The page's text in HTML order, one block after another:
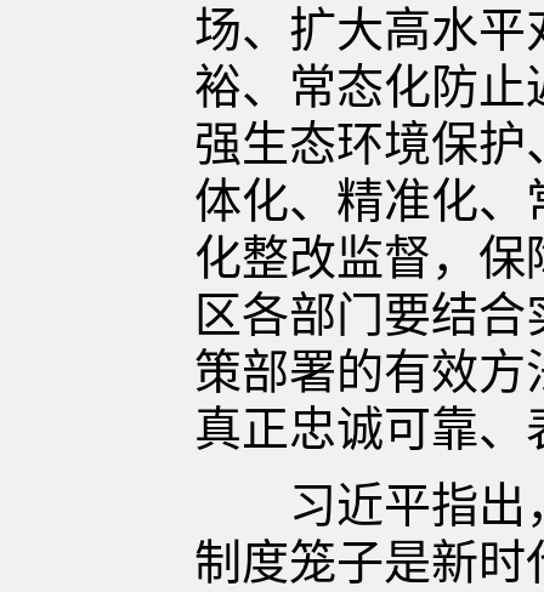
场、扩大高水
裕、常态化防
强生态环境保
体化、精准化
化整改监督，
区各部门要结
策部署的有效
真正忠诚可靠
习近平指出，
制度笼子是新